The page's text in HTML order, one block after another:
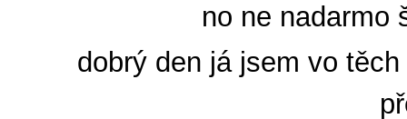
no ne nadarmo
dobrý den já jsem vo